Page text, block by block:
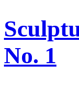
No. 1